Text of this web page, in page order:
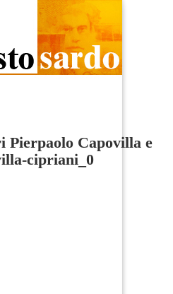
Pierpaolo Capovilla e
cipriani_0